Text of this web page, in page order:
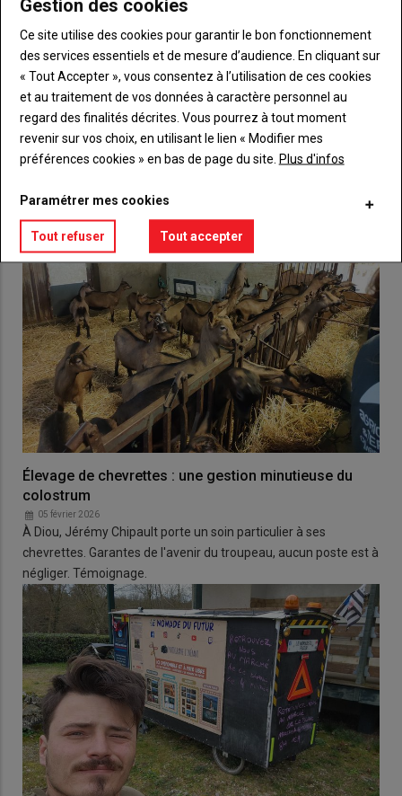
BodyChoisissez votre formule et créez votre
compte pour accéder à tout {nom-site}.
Lien Créez un compte
VOUS AIMEREZ AUSSI
Élevage de chevrettes : une gestion minutieuse du
colostrum
05 février 2026
À Diou, Jérémy Chipault porte un soin particulier à ses
chevrettes. Garantes de l'avenir du troupeau, aucun poste est à
négliger. Témoignage.
Gestion des cookies
Ce site utilise des cookies pour garantir le bon fonctionnement
des services essentiels et de mesure d’audience. En cliquant sur
« Tout Accepter », vous consentez à l’utilisation de ces cookies
et au traitement de vos données à caractère personnel au
regard des finalités décrites. Vous pourrez à tout moment
revenir sur vos choix, en utilisant le lien « Modifier mes
préférences cookies » en bas de page du site. Plus d'infos
Paramétrer mes cookies
Tout refuser Tout accepter